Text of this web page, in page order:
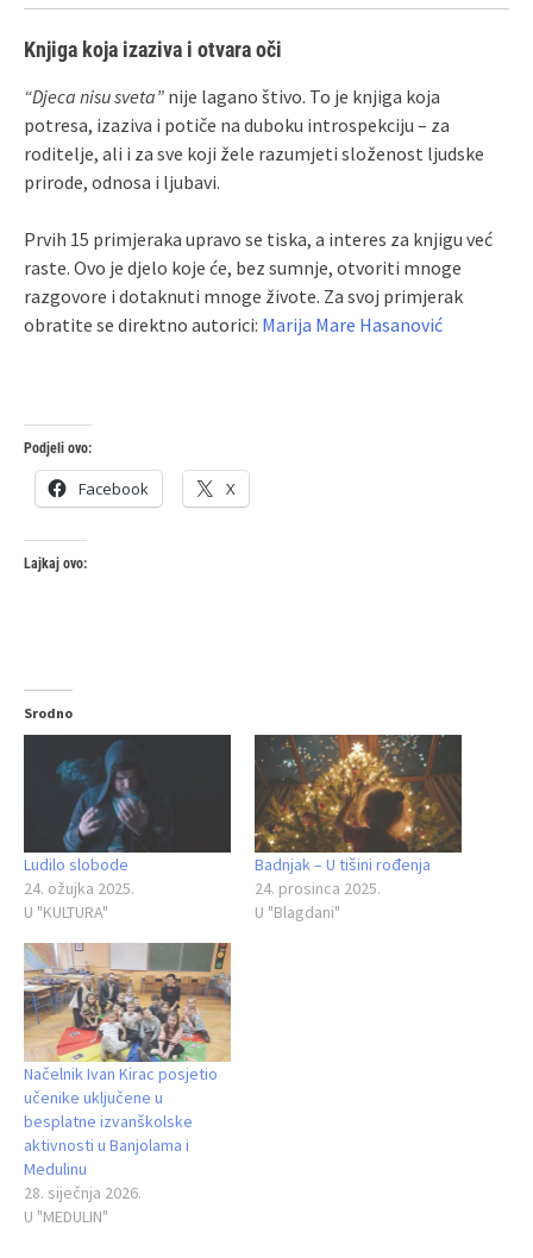
Knjiga koja izaziva i otvara oči
“Djeca nisu sveta” nije lagano štivo. To je knjiga koja
potresa, izaziva i potiče na duboku introspekciju – za
roditelje, ali i za sve koji žele razumjeti složenost ljudske
prirode, odnosa i ljubavi.
Prvih 15 primjeraka upravo se tiska, a interes za knjigu već
raste. Ovo je djelo koje će, bez sumnje, otvoriti mnoge
razgovore i dotaknuti mnoge živote. Za svoj primjerak
obratite se direktno autorici: Marija Mare Hasanović
Podjeli ovo:
Facebook X
Lajkaj ovo:
Srodno
Ludilo slobode
24. ožujka 2025.
U "KULTURA"
Badnjak – U tišini rođenja
24. prosinca 2025.
U "Blagdani"
Načelnik Ivan Kirac posjetio
učenike uključene u
besplatne izvanškolske
aktivnosti u Banjolama i
Medulinu
28. siječnja 2026.
U "MEDULIN"